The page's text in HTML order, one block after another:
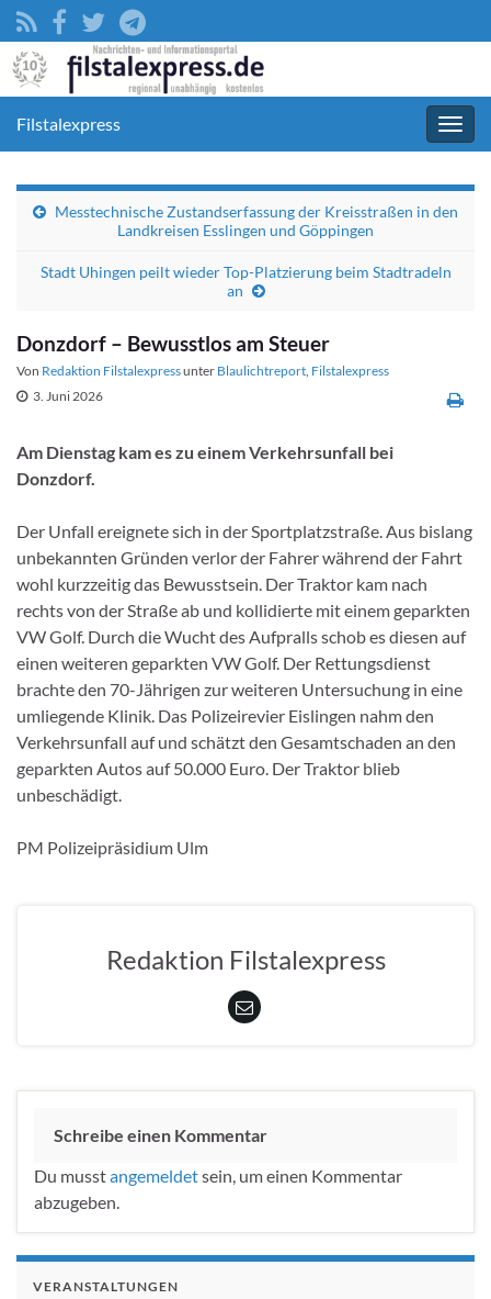
Filstalexpress
Messtechnische Zustandserfassung der Kreisstraßen in den
Landkreisen Esslingen und Göppingen
Stadt Uhingen peilt wieder Top-Platzierung beim Stadtradeln
an
Donzdorf – Bewusstlos am Steuer
Von Redaktion Filstalexpressunter Blaulichtreport, Filstalexpress
3. Juni 2026
Am Dienstag kam es zu einem Verkehrsunfall bei
Donzdorf.
Der Unfall ereignete sich in der Sportplatzstraße. Aus bislang
unbekannten Gründen verlor der Fahrer während der Fahrt
wohl kurzzeitig das Bewusstsein. Der Traktor kam nach
rechts von der Straße ab und kollidierte mit einem geparkten
VW Golf. Durch die Wucht des Aufpralls schob es diesen auf
einen weiteren geparkten VW Golf. Der Rettungsdienst
brachte den 70-Jährigen zur weiteren Untersuchung in eine
umliegende Klinik. Das Polizeirevier Eislingen nahm den
Verkehrsunfall auf und schätzt den Gesamtschaden an den
geparkten Autos auf 50.000 Euro. Der Traktor blieb
unbeschädigt.
PM Polizeipräsidium Ulm
Redaktion Filstalexpress
Schreibe einen Kommentar
Du musstangemeldetsein, um einen Kommentar
abzugeben.
VERANSTALTUNGEN